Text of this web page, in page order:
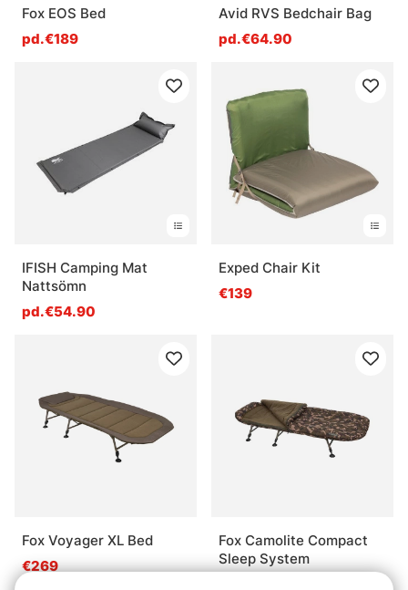
Fox EOS Bed
pd.€189
Avid RVS Bedchair Bag
pd.€64.90
IFISH Camping Mat
Nattsömn
pd.€54.90
Exped Chair Kit
€139
Fox Voyager XL Bed
€269
Fox Camolite Compact
Sleep System